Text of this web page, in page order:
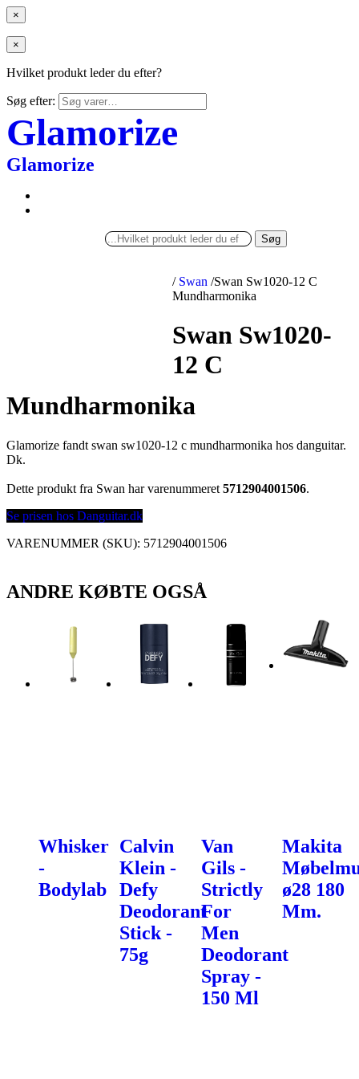
×
×
Hvilket produkt leder du efter?
Søg efter:
Glamorize
Glamorize
Søg
/ Swan /Swan Sw1020-12 C
Mundharmonika
Swan Sw1020-
12 C
Mundharmonika
Glamorize fandt swan sw1020-12 c mundharmonika hos danguitar.
Dk.
Dette produkt fra Swan har varenummeret 5712904001506.
Se prisen hos Danguitar.dk
VARENUMMER (SKU): 5712904001506
ANDRE KØBTE OGSÅ
Whisker
-
Bodylab
Calvin
Klein -
Defy
Deodorant
Stick -
75g
Van
Gils -
Strictly
For
Men
Deodorant
Spray -
150 Ml
Makita
ø28 180
Mm.